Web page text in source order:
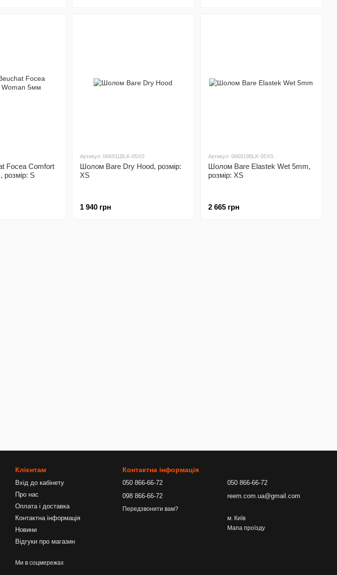
Focea Comfort
розмір: S
Артикул: 066911BLK-05XS
Шолом Bare Dry Hood, розмір:
XS
1 940 грн
Артикул: 066919BLK-05XS
Шолом Bare Elastek Wet 5mm,
розмір: XS
2 665 грн
Клієнтам
Вхід до кабінету
Про нас
Оплата і доставка
Контактна інформація
Новини
Відгуки про магазин
Ми в соцмережах
Контактна інформація
050 866-66-72
098 866-66-72
Передзвонити вам?
050 866-66-72
reem.com.ua@gmail.com
м. Київ
Мапа проїзду